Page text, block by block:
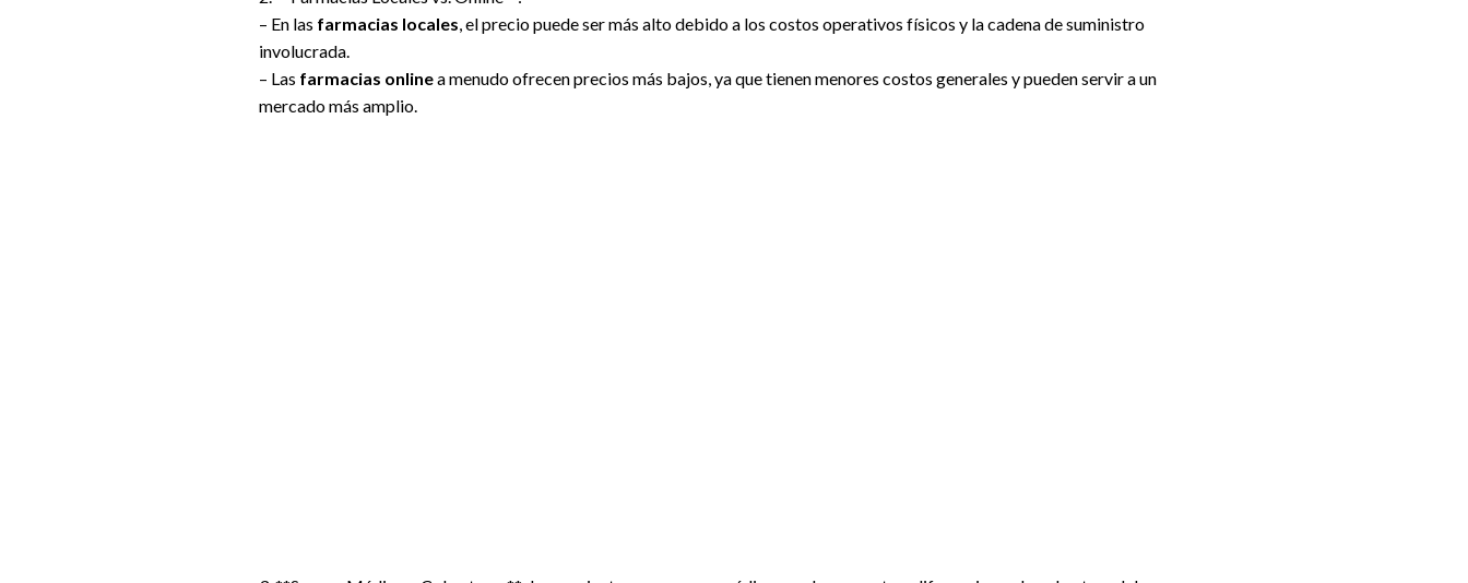
– En las farmacias locales, el precio puede ser más alto debido a los costos operativos físicos y la cadena de suministro
involucrada.
– Las farmacias onlinea menudo ofrecen precios más bajos, ya que tienen menores costos generales y pueden servir a un
mercado más amplio.